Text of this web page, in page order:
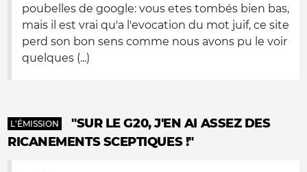
poubelles de google: vous etes tombés bien bas,
mais il est vrai qu'a l'evocation du mot juif, ce site
perd son bon sens comme nous avons pu le voir
quelques (...)
L'ÉMISSION
"SUR LE G20, J'EN AI ASSEZ DES
RICANEMENTS SCEPTIQUES !"